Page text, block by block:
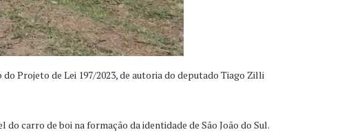
Projeto de Lei 197/2023, de autoria do deputado Tiago Zilli
carro de boi na formação da identidade de São João do Sul.